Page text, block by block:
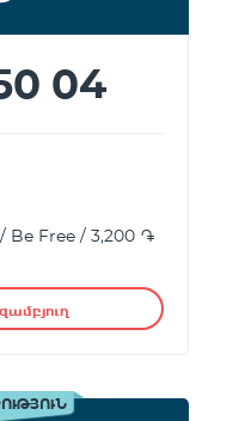
04
Be Free / 3,200 ֏